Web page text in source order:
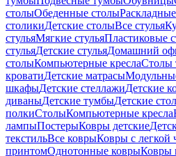
столыОбеденные столы
столикиДетские столыВсе стулья
стульяМягкие стульяПластиковые
стульяДетские стульяДомашний
столыКомпьютерные креслаСтолы
кроватиДетские матрасы
шкафыДетские стеллажиДетские
диваныДетские тумбыДетские
полкиСтолыКомпьютерные кресла
лампыПостерыКовры детские
текстильВсе коврыКовры с легкой
принтомОднотонные коврыКовры